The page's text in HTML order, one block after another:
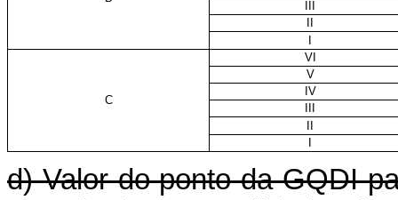
C
VI
V
IV
d) Valor do ponto da GQDI